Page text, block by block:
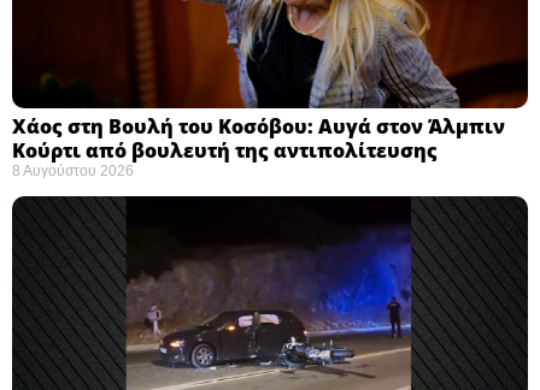
Χάος στη Βουλή του Κοσόβου: Αυγά στον Άλμπιν
Κούρτι από βουλευτή της αντιπολίτευσης
8 Αυγούστου 2026